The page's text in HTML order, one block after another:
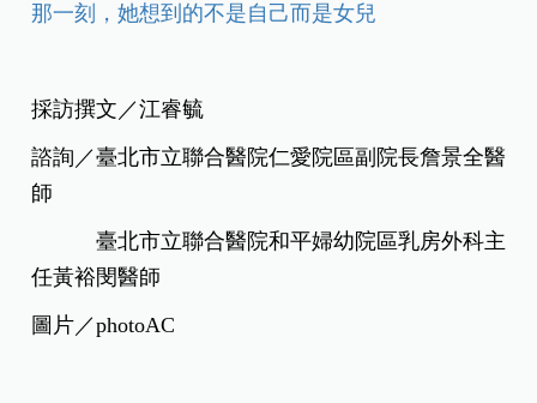
那一刻，她想到的不是自己而是女兒
採訪撰文／江睿毓
諮詢／臺北市立聯合醫院仁愛院區副院長詹景全醫
師
臺北市立聯合醫院和平婦幼院區乳房外科主
任黃裕閔醫師
圖片／photoAC